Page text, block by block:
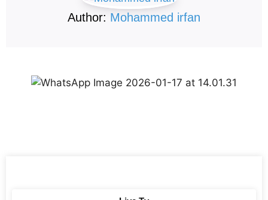
Author: Mohammed irfan